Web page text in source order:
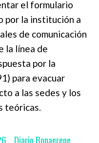
el formulario
la institución a
de comunicación
la línea de
por la
para evacuar
a las sedes y los
teóricas.
Diario Bonaerene